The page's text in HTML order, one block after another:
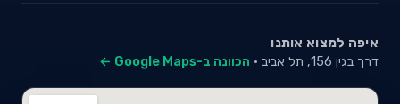
איפה למצוא אותנו
דרך בגין 156, תל אביב · הכוונה ב-Google Maps ←